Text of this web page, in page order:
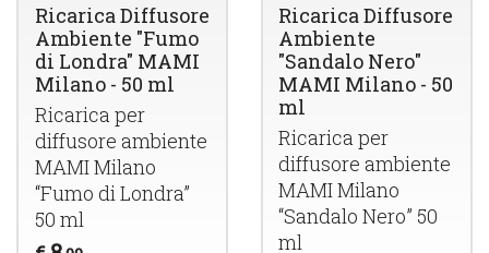
Ricarica Diffusore
Ambiente "Fumo
di Londra" MAMI
Milano - 50 ml
Ricarica per
diffusore ambiente
MAMIMilano
“Fumo di Londra”
50 ml
Ricarica Diffusore
Ambiente
"Sandalo Nero"
MAMI Milano - 50
ml
Ricarica per
diffusore ambiente
MAMIMilano
“Sandalo Nero” 50
ml